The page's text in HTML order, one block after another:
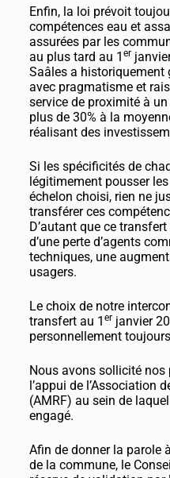
Enfin, la loi prévoit
compétences eau et
assurées par les
au plus tard au 1 er
Saâles a historiquement
avec pragmatisme et
service de proximité à
plus de 30% à la
réalisant des
Si les spécificités de
légitimement pousser
échelon choisi, rien ne
transférer ces
D’autant que ce
d’une perte d’agents
techniques, une
usagers.
Le choix de notre
transfert au 1 erjanvier
personnellement
Nous avons sollicité nos
l’appui de l’Association
(AMRF) au sein de
engagé.
Afin de donner la parole
de la commune, le